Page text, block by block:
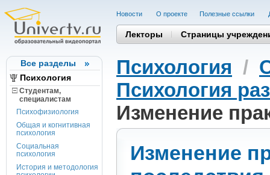
Все разделы
Психология
Студентам,
cпециалистам
Психофизиология
Общая и когнитивная
психология
Социальная
психология
История и методология
Новости О проекте Полезные cсылки
Лекторы Страницы
Психология /
Психология
Изменение
Изменение